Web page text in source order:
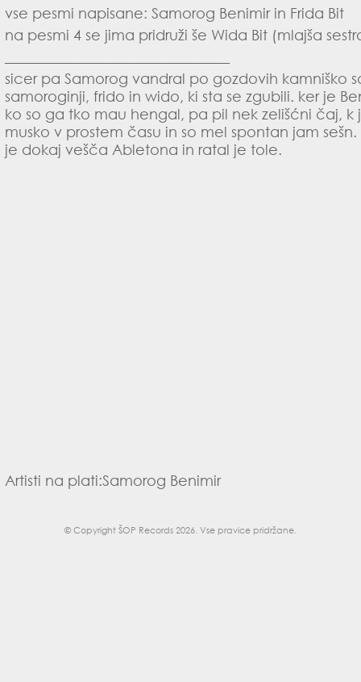
vse pesmi napisane: Samorog Benimir in Frida Bit
na pesmi 4 se jima pridruži še Wida Bit (mlajša
sicer pa Samorog vandral po gozdovih kamniško
samoroginji, frido in wido, ki sta se zgubili. ker je
ko so ga tko mau hengal, pa pil nek zelišćni čaj,
musko v prostem času in so mel spontan jam
je dokaj vešča Abletona in ratal je tole.
Artisti na plati:Samorog Benimir
© CopyrightŠOP Records 2026. Vse pravice pridržane.